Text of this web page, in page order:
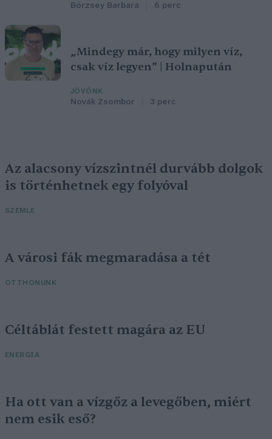
Börzsey Barbara 6 perc
„Mindegy már, hogy milyen víz,
csak víz legyen” | Holnapután
JÖVŐNK
Novák Zsombor 3 perc
Az alacsony vízszintnél durvább dolgok
is történhetnek egy folyóval
SZEMLE
A városi fák megmaradása a tét
OTTHONUNK
Céltáblát festett magára az EU
ENERGIA
Ha ott van a vízgőz a levegőben, miért
nem esik eső?